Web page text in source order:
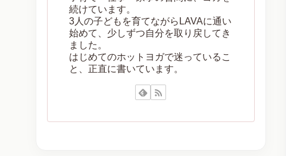
続けています。
3人の子どもを育てながらLAVAに通い
始めて、少しずつ自分を取り戻してき
ました。
はじめてのホットヨガで迷っているこ
と、正直に書いています。